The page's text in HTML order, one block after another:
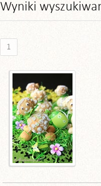
Wyniki
1